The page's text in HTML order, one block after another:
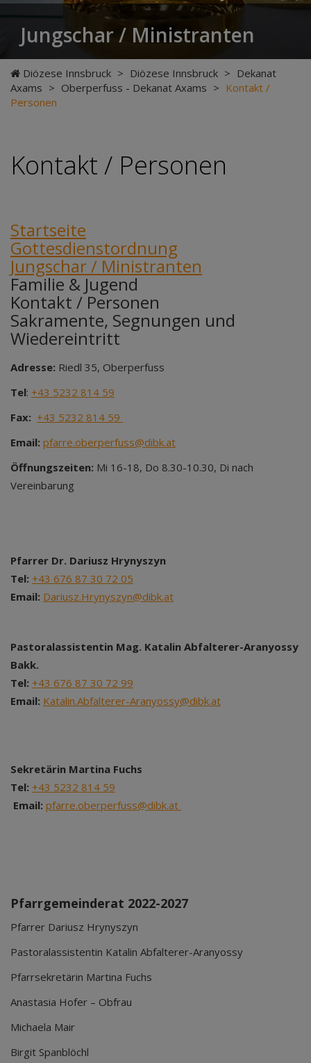
Jungschar / Ministranten
Diözese Innsbruck > Diözese Innsbruck > Dekanat
Axams > Oberperfuss - Dekanat Axams > Kontakt /
Personen
Kontakt / Personen
Startseite
Gottesdienstordnung
Jungschar / Ministranten
Familie & Jugend
Kontakt / Personen
Sakramente, Segnungen und
Wiedereintritt
Adresse: Riedl 35, Oberperfuss
Tel: +43 5232 814 59
Fax: +43 5232 814 59
Email: pfarre.oberperfuss@dibk.at
Öffnungszeiten: Mi 16-18, Do 8.30-10.30, Di nach
Vereinbarung
Pfarrer Dr. Dariusz Hrynyszyn
Tel: +43 676 87 30 72 05
Email: Dariusz.Hrynyszyn@dibk.at
Pastoralassistentin Mag. Katalin Abfalterer-Aranyossy
Bakk.
Tel: +43 676 87 30 72 99
Email: Katalin.Abfalterer-Aranyossy@dibk.at
Sekretärin Martina Fuchs
Tel: +43 5232 814 59
Email: pfarre.oberperfuss@dibk.at
Pfarrgemeinderat 2022-2027
Pfarrer Dariusz Hrynyszyn
Pastoralassistentin Katalin Abfalterer-Aranyossy
Pfarrsekretärin Martina Fuchs
Anastasia Hofer – Obfrau
Michaela Mair
Birgit Spanblöchl